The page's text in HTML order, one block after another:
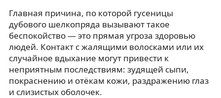
Главная причина, по которой гусеницы
дубового шелкопряда вызывают такое
беспокойство — это прямая угроза здоровью
людей. Контакт с жалящими волосками или их
случайное вдыхание могут привести к
неприятным последствиям: зудящей сыпи,
покраснению и отёкам кожи, раздражению глаз
и слизистых оболочек.